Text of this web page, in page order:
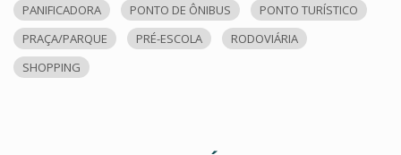
PANIFICADORA
PONTO DE ÔNIBUS
PONTO TURÍSTICO
PRAÇA/PARQUE
PRÉ-ESCOLA
RODOVIÁRIA
SHOPPING